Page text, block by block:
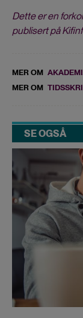
Dette er en
publisert på
MER OM
MER OM
SE OGSÅ